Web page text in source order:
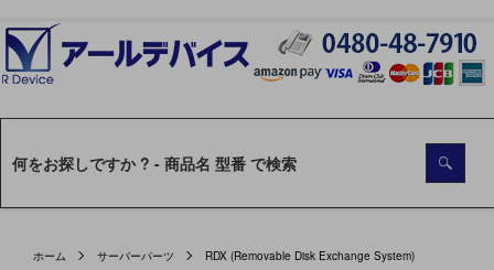
ホーム サーバーパーツ RDX (Removable Disk Exchange System)